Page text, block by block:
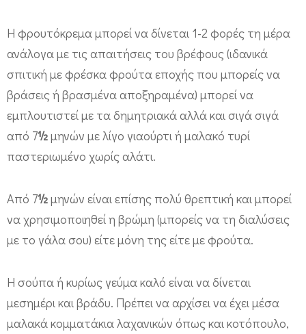
Η φρουτόκρεμα μπορεί να δίνεται 1-2 φορές τη μέρα
ανάλογα με τις απαιτήσεις του βρέφους (ιδανικά
σπιτική με φρέσκα φρούτα εποχής που μπορείς να
βράσεις ή βρασμένα αποξηραμένα) μπορεί να
εμπλουτιστεί με τα δημητριακά αλλά και σιγά σιγά
από 7½μηνών με λίγο γιαούρτι ή μαλακό τυρί
παστεριωμένο χωρίς αλάτι.
Από 7½μηνών είναι επίσης πολύ θρεπτική και μπορεί
να χρησιμοποιηθεί η βρώμη (μπορείς να τη διαλύσεις
με το γάλα σου) είτε μόνη της είτε με φρούτα.
Η σούπα ή κυρίως γεύμα καλό είναι να δίνεται
μεσημέρι και βράδυ. Πρέπει να αρχίσει να έχει μέσα
μαλακά κομματάκια λαχανικών όπως και κοτόπουλο,